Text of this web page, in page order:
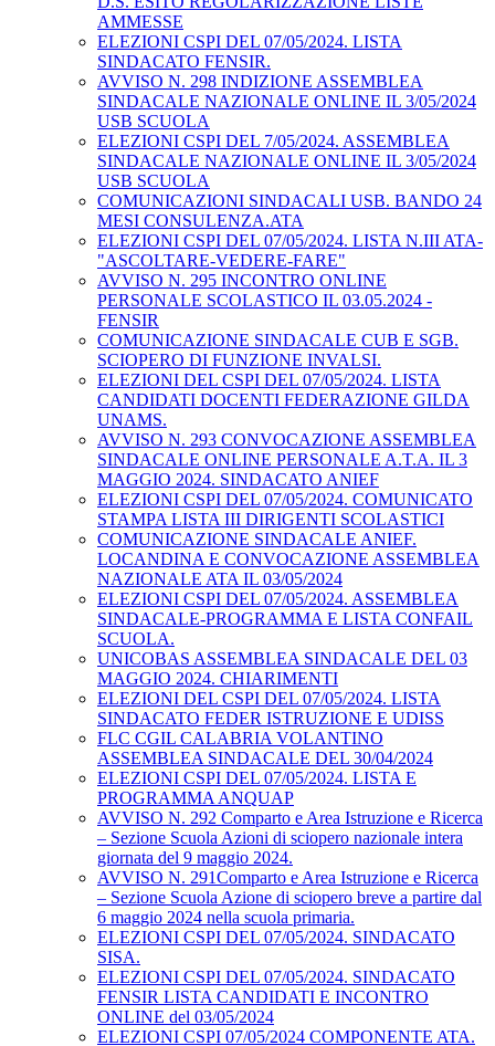
AMMESSE
ELEZIONI CSPI DEL 07/05/2024. LISTA
SINDACATO FENSIR.
AVVISO N. 298 INDIZIONE ASSEMBLEA
SINDACALE NAZIONALE ONLINE IL 3/05/2024
USB SCUOLA
ELEZIONI CSPI DEL 7/05/2024. ASSEMBLEA
SINDACALE NAZIONALE ONLINE IL 3/05/2024
USB SCUOLA
COMUNICAZIONI SINDACALI USB. BANDO 24
MESI CONSULENZA.ATA
ELEZIONI CSPI DEL 07/05/2024. LISTA N.III ATA-
"ASCOLTARE-VEDERE-FARE"
AVVISO N. 295 INCONTRO ONLINE
PERSONALE SCOLASTICO IL 03.05.2024 -
FENSIR
COMUNICAZIONE SINDACALE CUB E SGB.
SCIOPERO DI FUNZIONE INVALSI.
ELEZIONI DEL CSPI DEL 07/05/2024. LISTA
CANDIDATI DOCENTI FEDERAZIONE GILDA
UNAMS.
AVVISO N. 293 CONVOCAZIONE ASSEMBLEA
SINDACALE ONLINE PERSONALE A.T.A. IL 3
MAGGIO 2024. SINDACATO ANIEF
ELEZIONI CSPI DEL 07/05/2024. COMUNICATO
STAMPA LISTA III DIRIGENTI SCOLASTICI
COMUNICAZIONE SINDACALE ANIEF.
LOCANDINA E CONVOCAZIONE ASSEMBLEA
NAZIONALE ATA IL 03/05/2024
ELEZIONI CSPI DEL 07/05/2024. ASSEMBLEA
SINDACALE-PROGRAMMA E LISTA CONFAIL
SCUOLA.
UNICOBAS ASSEMBLEA SINDACALE DEL 03
MAGGIO 2024. CHIARIMENTI
ELEZIONI DEL CSPI DEL 07/05/2024. LISTA
SINDACATO FEDER ISTRUZIONE E UDISS
FLC CGIL CALABRIA VOLANTINO
ASSEMBLEA SINDACALE DEL 30/04/2024
ELEZIONI CSPI DEL 07/05/2024. LISTA E
PROGRAMMA ANQUAP
AVVISO N. 292 Comparto e Area Istruzione e Ricerca
– Sezione Scuola Azioni di sciopero nazionale intera
giornata del 9 maggio 2024.
AVVISO N. 291Comparto e Area Istruzione e Ricerca
– Sezione Scuola Azione di sciopero breve a partire dal
6 maggio 2024 nella scuola primaria.
ELEZIONI CSPI DEL 07/05/2024. SINDACATO
SISA.
ELEZIONI CSPI DEL 07/05/2024. SINDACATO
FENSIR LISTA CANDIDATI E INCONTRO
ONLINE del 03/05/2024
ELEZIONI CSPI 07/05/2024 COMPONENTE ATA.